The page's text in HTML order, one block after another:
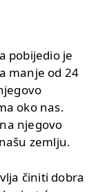
pobijedio je
manje od 24
oko nas.
njegovo
zemlju.
činiti dobra